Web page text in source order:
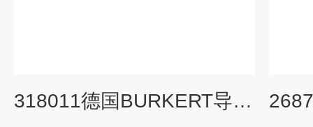
318011德国BURKERT导控制膜片阀/技术优点